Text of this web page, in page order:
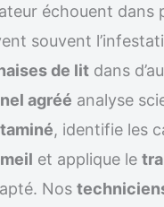
échouent dans
souvent
de lit dans
agréé analyse
, identifie les
et applique le
Nos